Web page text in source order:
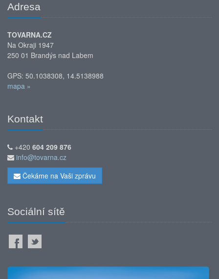
Adresa
TOVARNA.CZ
Na Okraji 1947
250 01 Brandýs nad Labem
GPS: 50.1038308, 14.5138988
mapa »
Kontakt
+420 604 209 876
info@tovarna.cz
Čekáme na Vaši zprávu
Sociální sítě